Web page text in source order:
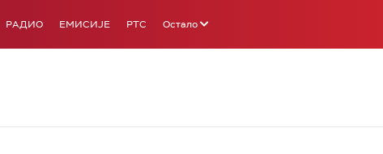
РАДИО ЕМИСИЈЕ РТС Остало